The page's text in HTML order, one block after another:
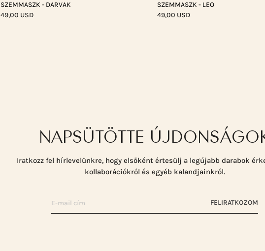
SZEMMASZK - DARVAK
49,00 USD
SZEMMASZK - LEO
49,00 USD
NAPSÜTÖTTE
Iratkozz fel hírlevelünkre, hogy elsőként értesülj a legújabb darabok
kollaborációkról és egyéb kalandjainkról.
FELIRATKOZOM